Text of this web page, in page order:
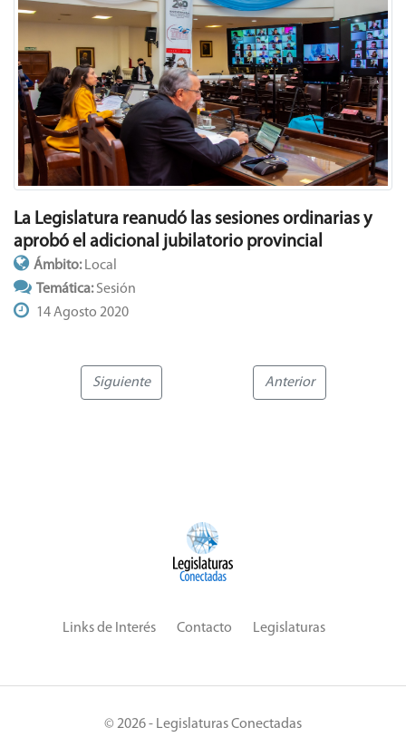
La Legislatura reanudó las sesiones ordinarias y
aprobó el adicional jubilatorio provincial
Ámbito: Local
Temática:Sesión
14 Agosto 2020
Siguiente Anterior
Links de Interés Contacto Legislaturas
© 2026 - Legislaturas Conectadas